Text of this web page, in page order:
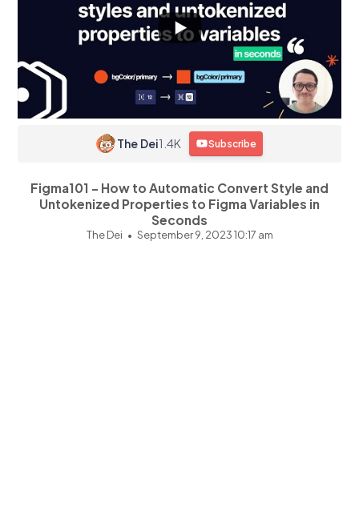
The Dei1.4K Subscribe
Figma101 - How to Automatic Convert Style and
Untokenized Properties to Figma Variables in
Seconds
The Dei September 9, 2023 10:17 am